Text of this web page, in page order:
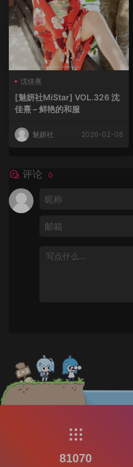
沈佳熹
[魅妍社MiStar] VOL.326 沈
佳熹 – 鲜艳的和服
魅妍社 2026-02-08
评论 0
81070